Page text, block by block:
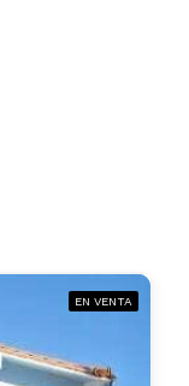
EN VENTA